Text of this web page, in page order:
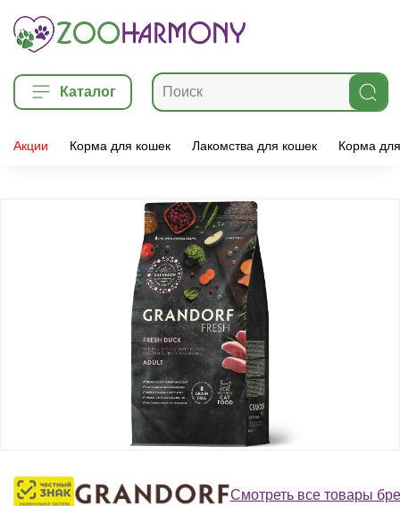
Каталог
Акции Корма для кошек Лакомства для кошек Корма
Смотреть все товары